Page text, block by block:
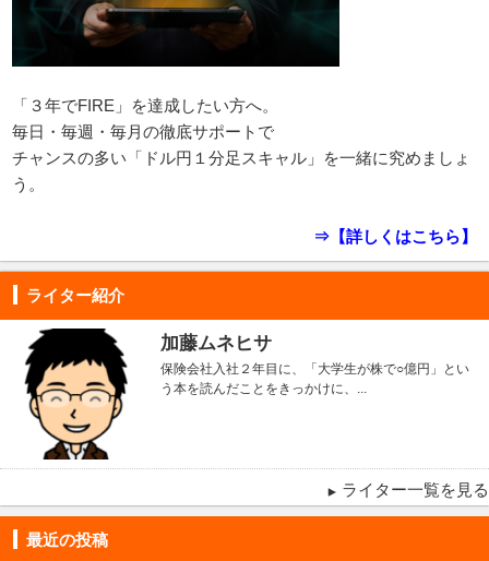
「３年でFIRE」を達成したい方へ。
毎日・毎週・毎月の徹底サポートで
チャンスの多い「ドル円１分足スキャル」を一緒に究めましょ
う。
⇒【詳しくはこちら】
ライター紹介
加藤ムネヒサ
保険会社入社２年目に、「大学生が株で○億円」とい
う本を読んだことをきっかけに、...
ライター一覧を見る
最近の投稿